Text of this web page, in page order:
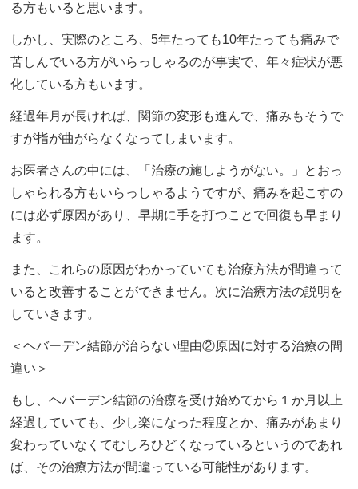
る方もいると思います。
しかし、実際のところ、5年たっても10年たっても痛みで
苦しんでいる方がいらっしゃるのが事実で、年々症状が悪
化している方もいます。
経過年月が長ければ、関節の変形も進んで、痛みもそうで
すが指が曲がらなくなってしまいます。
お医者さんの中には、「治療の施しようがない。」とおっ
しゃられる方もいらっしゃるようですが、痛みを起こすの
には必ず原因があり、早期に手を打つことで回復も早まり
ます。
また、これらの原因がわかっていても治療方法が間違って
いると改善することができません。次に治療方法の説明を
していきます。
＜ヘバーデン結節が治らない理由②原因に対する治療の間
違い＞
もし、ヘバーデン結節の治療を受け始めてから１か月以上
経過していても、少し楽になった程度とか、痛みがあまり
変わっていなくてむしろひどくなっているというのであれ
ば、その治療方法が間違っている可能性があります。